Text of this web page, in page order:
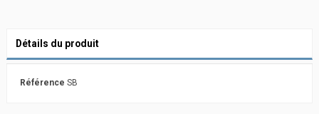
Détails du produit
Référence SB